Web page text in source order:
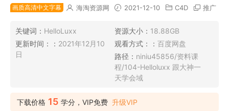
画质高清中文字幕 海淘资源网 2021-12-10 C4D 推广
关键词： HelloLuxx 资源大小： 18.88GB
更新时间：： 2021年12月10
日
观看方式：： 百度网盘
路径： niniu45856/资料课
程/104-Helloluxx 跟大神一
天学会域
下载价格 15 学分，VIP免费 升级VIP